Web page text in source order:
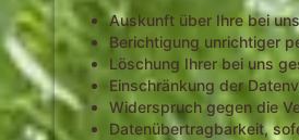
Auskunft über Ihre bei
Berichtigung unrichtiger
Löschung Ihrer bei uns
Einschränkung der
Widerspruch gegen die
Datenübertragbarkeit,